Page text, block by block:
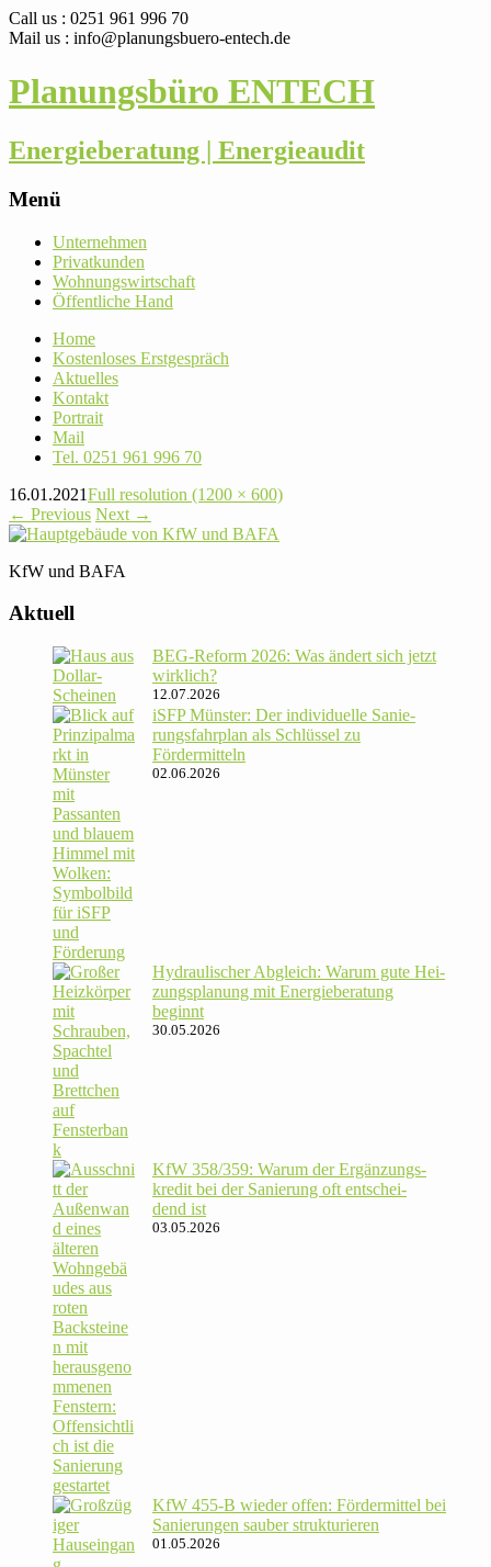
Call us : 0251 961 996 70
Mail us : info@planungsbuero-entech.de
Planungsbüro ENTECH
Energieberatung | Energieaudit
Menü
Skip
content
Unter­nehmen
Pri­vat­kunden
Woh­nungs­wirt­schaft
Öffent­liche Hand
Home
Kos­ten­loses Erstgespräch
Aktu­elles
Kontakt
Por­trait
Mail
Tel. 0251 961 996 70
16.01.2021Full resolution (1200 × 600)
← Previous Next →
KfW und BAFA
Aktuell
BEG-Reform 2026: Was ändert sich jetzt
wirklich?
12.07.2026
iSFP Münster: Der indi­vi­du­elle Sanie­
rungs­fahr­plan als Schlüssel zu
Fördermitteln
02.06.2026
Hydrau­li­scher Abgleich: Warum gute Hei­
zungs­pla­nung mit Energie­beratung
beginnt
30.05.2026
KfW 358/​359: Warum der Ergän­zungs­
kredit bei der Sanie­rung oft ent­schei­
dend ist
03.05.2026
KfW 455‑B wieder offen: För­der­mittel bei
Sanie­rungen sauber strukturieren
01.05.2026